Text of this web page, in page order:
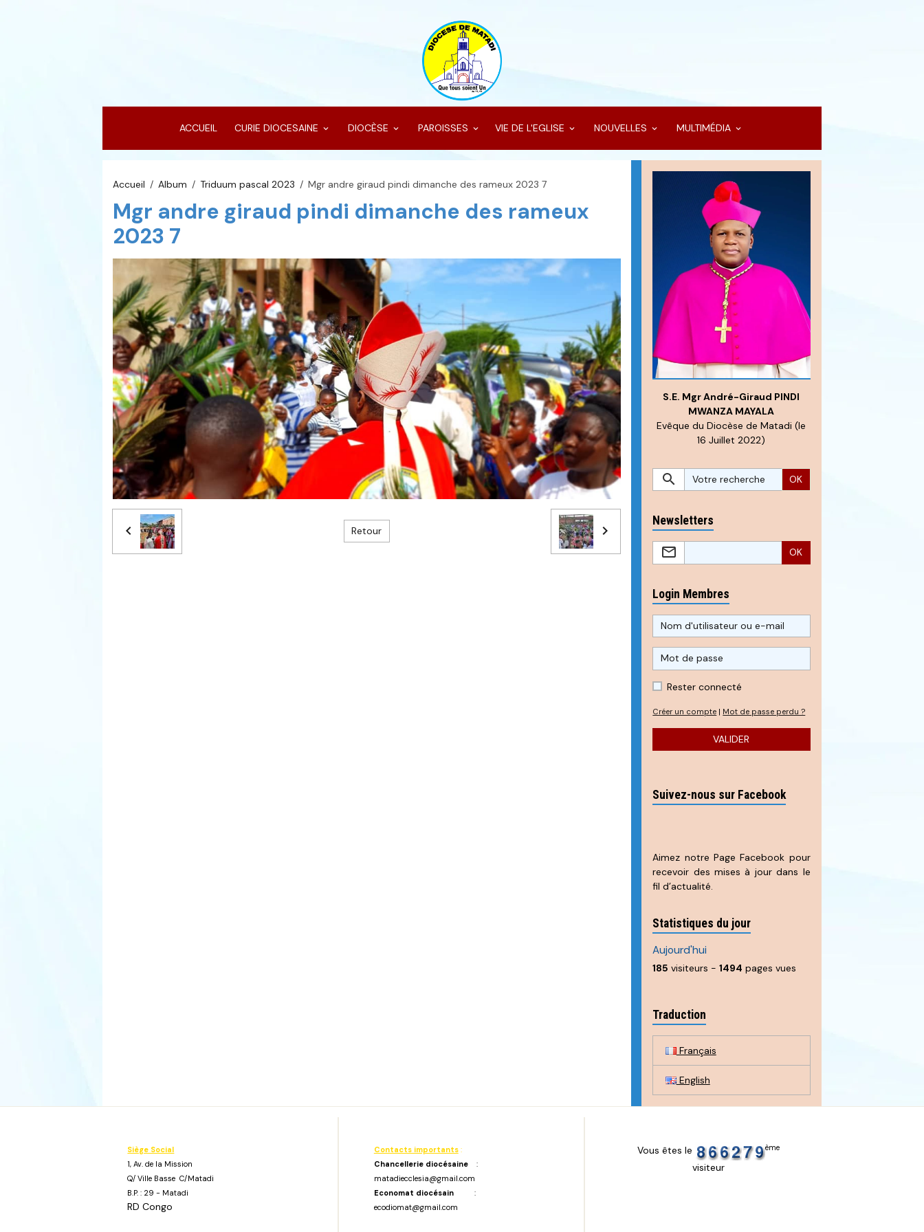
ACCUEIL CURIE DIOCESAINE DIOCÈSE PAROISSES VIE DE L'EGLISE NOUVELLES MULTIMÉDIA
Accueil Album Triduum pascal 2023 Mgr andre giraud pindi dimanche des rameux 2023 7
Mgr andre giraud pindi dimanche des rameux
2023 7
Retour
S.E. Mgr André-Giraud PINDI
MWANZA MAYALA
Evêque du Diocèse de Matadi (le
16 Juillet 2022)
OK
Newsletters
OK
Login Membres
Rester connecté
Créer un compte | Mot de passe perdu ?
VALIDER
Suivez-nous sur Facebook
Aimez notre Page Facebook pour
recevoir des mises à jour dans le
fil d’actualité.
Statistiques du jour
Aujourd'hui
185 visiteurs -1494 pages vues
Traduction
Français
English
Siège Social
1, Av. de la Mission
Q/ Ville Basse C/Matadi
B.P. : 29 - Matadi
RD Congo
Contacts importants:
Chancellerie diocésaine:
matadiecclesia@gmail.com
Economat diocésain:
ecodiomat@gmail.com
Vous êtes le ème
visiteur